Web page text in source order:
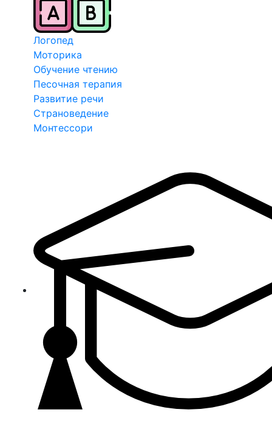
Логопед
Моторика
Обучение чтению
Песочная терапия
Развитие речи
Страноведение
Монтессори